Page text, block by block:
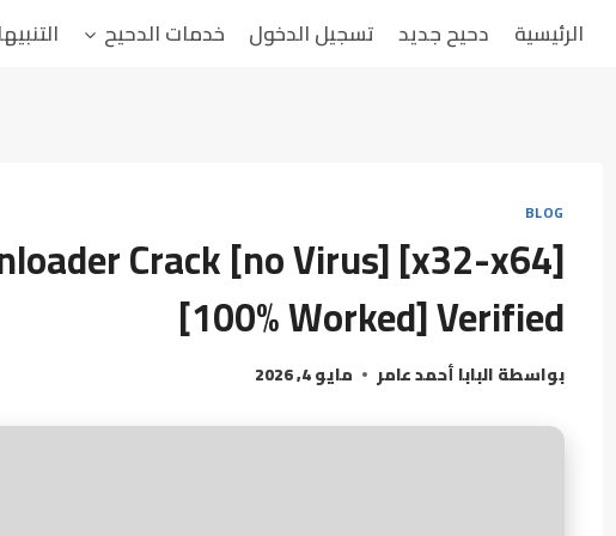
الرئيسية دحيح جديد تسجيل الدخول خدمات الدحيح
BLOG
Crack [no Virus] [x32-x64]
[100% Worked] Verified
بواسطةالبابا أحمد عامر مايو 4, 2026